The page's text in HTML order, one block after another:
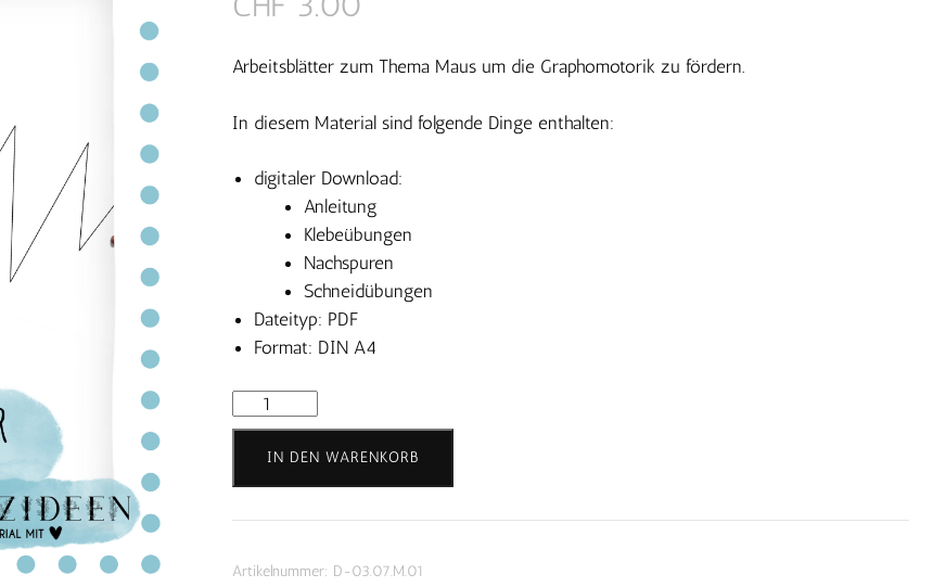
Arbeitsblätter zum Thema Maus um die Graphomotorik zu fördern.
In diesem Material sind folgende Dinge enthalten:
digitaler Download:
Anleitung
Klebeübungen
Nachspuren
Schneidübungen
Dateityp: PDF
Format: DIN A4
Graphomotorik
Arbeitsblätter
Maus
-
Download
IN DEN WARENKORB
Artikelnummer: D-03.07.M.01